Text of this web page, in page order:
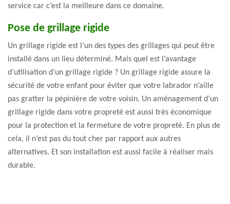
service car c’est la meilleure dans ce domaine.
Pose de grillage rigide
Un grillage rigide est l’un des types des grillages qui peut être
installé dans un lieu déterminé. Mais quel est l’avantage
d’utilisation d’un grillage rigide ? Un grillage rigide assure la
sécurité de votre enfant pour éviter que votre labrador n’aille
pas gratter la pépinière de votre voisin. Un aménagement d’un
grillage rigide dans votre propreté est aussi très économique
pour la protection et la fermeture de votre propreté. En plus de
cela, il n’est pas du tout cher par rapport aux autres
alternatives. Et son installation est aussi facile à réaliser mais
durable.